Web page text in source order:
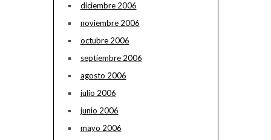
diciembre 2006
noviembre 2006
octubre 2006
septiembre 2006
agosto 2006
julio 2006
junio 2006
mayo 2006